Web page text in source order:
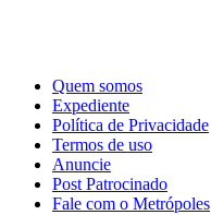
Quem somos
Expediente
Política de Privacidade
Termos de uso
Anuncie
Post Patrocinado
Fale com o Metrópoles